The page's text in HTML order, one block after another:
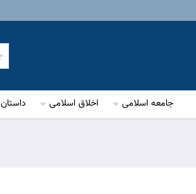
جامعه اسلامی اخلاق اسلامی داستان